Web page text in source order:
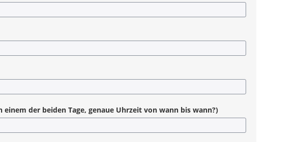
der beiden Tage, genaue Uhrzeit von wann bis wann?)